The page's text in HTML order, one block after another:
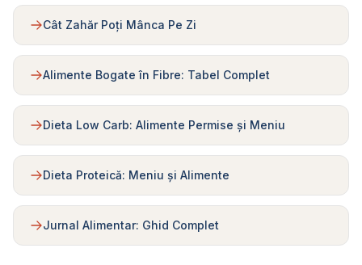
Cât Zahăr Poți Mânca Pe Zi
Alimente Bogate în Fibre: Tabel Complet
Dieta Low Carb: Alimente Permise și Meniu
Dieta Proteică: Meniu și Alimente
Jurnal Alimentar: Ghid Complet